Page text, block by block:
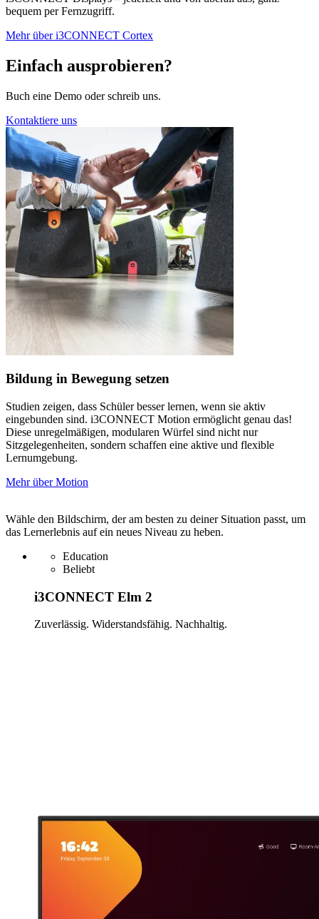
bequem per Fernzugriff.
Mehr über i3CONNECT Cortex
Einfach ausprobieren?
Buch eine Demo oder schreib uns.
Kontaktiere uns
Bildung in Bewegung setzen
Studien zeigen, dass Schüler besser lernen, wenn sie aktiv
eingebunden sind. i3CONNECT Motion ermöglicht genau das!
Diese unregelmäßigen, modularen Würfel sind nicht nur
Sitzgelegenheiten, sondern schaffen eine aktive und flexible
Lernumgebung.
Mehr über Motion
Wähle den Bildschirm, der am besten zu deiner Situation passt, um
das Lernerlebnis auf ein neues Niveau zu heben.
Education
Beliebt
i3CONNECT Elm 2
Zuverlässig. Widerstandsfähig. Nachhaltig.